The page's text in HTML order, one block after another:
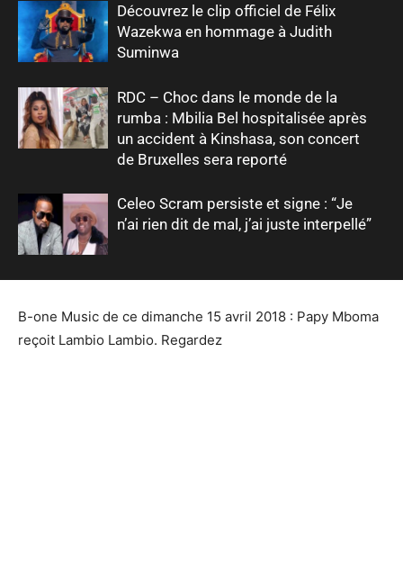
Découvrez le clip officiel de Félix
Wazekwa en hommage à Judith
Suminwa
RDC – Choc dans le monde de la
rumba : Mbilia Bel hospitalisée après
un accident à Kinshasa, son concert
de Bruxelles sera reporté
Celeo Scram persiste et signe : “Je
n’ai rien dit de mal, j’ai juste interpellé”
B-one Music de ce dimanche 15 avril 2018 : Papy Mboma
reçoit Lambio Lambio. Regardez